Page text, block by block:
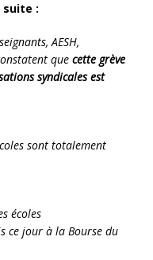
:
AESH,
que cette grève
syndicales est
sont totalement
écoles
ce jour à la Bourse du